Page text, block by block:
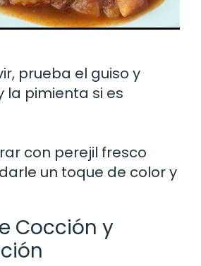
prueba el guiso y
la pimienta si es
con perejil fresco
un toque de color y
Cocción y